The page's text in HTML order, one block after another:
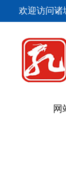
欢迎访问诸
网